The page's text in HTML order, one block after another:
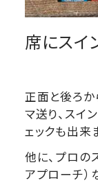
席にスイ
正面と後ろか
マ送り、スイ
ェックも出来
他に、プロの
アプローチ）